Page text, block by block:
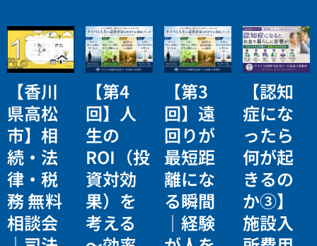
【香川
県高松
市】相
続・法
律・税
務 無料
相談会
【第4
回】人
生の
ROI（投
資対効
果）を
考える
【第3
回】遠
回りが
最短距
離にな
る瞬間
｜経験
【認知
症にな
ったら
何が起
きるの
か③】
施設入